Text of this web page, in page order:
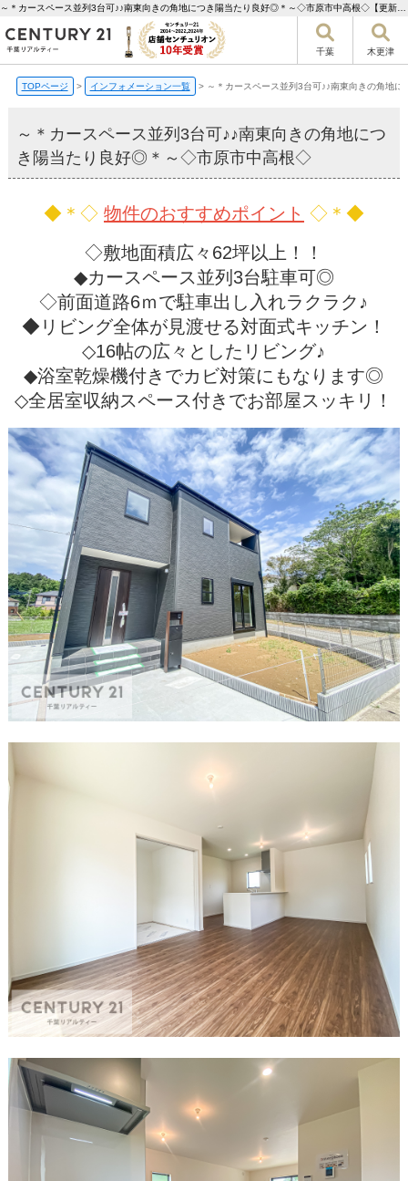
千葉 木更津
TOPページ > インフォメーション一覧 > ～＊カースペース並列3台可♪♪南東向きの角地
～＊カースペース並列3台可♪♪南東向きの角地につ
き陽当たり良好◎＊～◇市原市中高根◇
◆＊◇ 物件のおすすめポイント ◇＊◆
◇敷地面積広々62坪以上！！
◆カースペース並列3台駐車可◎
◇前面道路6ｍで駐車出し入れラクラク♪
◆リビング全体が見渡せる対面式キッチン！
◇16帖の広々としたリビング♪
◆浴室乾燥機付きでカビ対策にもなります◎
◇全居室収納スペース付きでお部屋スッキリ！